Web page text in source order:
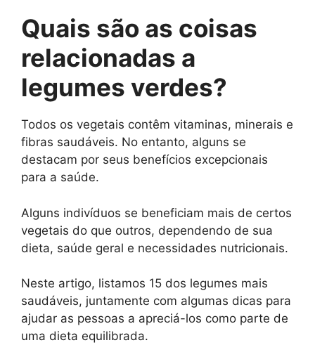
Quais são as coisas
relacionadas a
legumes verdes?
Todos os vegetais contêm vitaminas, minerais e
fibras saudáveis. No entanto, alguns se
destacam por seus benefícios excepcionais
para a saúde.
Alguns indivíduos se beneficiam mais de certos
vegetais do que outros, dependendo de sua
dieta, saúde geral e necessidades nutricionais.
Neste artigo, listamos 15 dos legumes mais
saudáveis, juntamente com algumas dicas para
ajudar as pessoas a apreciá-los como parte de
uma dieta equilibrada.